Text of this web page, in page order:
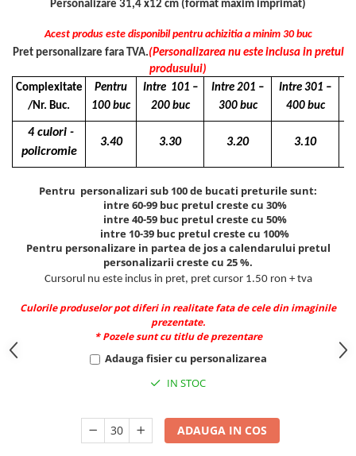
Personalizare 31,4 x12 cm (format maxim imprimat)
Acest produs este disponibil pentru achizitia a minim 30 buc
Pret personalizare fara TVA.(Personalizarea nu este inclusa in pretul
produsului)
Complexitate
/Nr. Buc.
Pentru
100 buc
Intre 101 –
200 buc
Intre 201 –
300 buc
Intre 301 –
400 buc
4 culori -
policromie
3.40 3.30 3.20 3.10
Pentru personalizari sub 100 de bucati preturile sunt:
intre 60-99 buc pretul creste cu 30%
intre 40-59 buc pretul creste cu 50%
intre 10-39 buc pretul creste cu 100%
Pentru personalizare in partea de jos a calendarului pretul
personalizarii creste cu 25 %.
Cursorul nu este inclus in pret, pret cursor 1.50 ron + tva
Culorile produselor pot diferi in realitate fata de cele din imaginile
prezentate.
* Pozele sunt cu titlu de prezentare
Adauga fisier cu personalizarea
IN STOC
ADAUGA IN COS